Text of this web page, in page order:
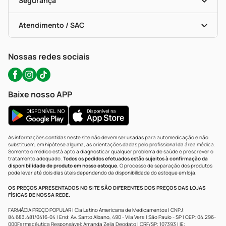
Troca E Devolução
Bulas De A A Z
Políticas De Marketplace
Testes Rápidos
Autoteste Covid-19
Certificado De Segurança
Portal Da Privacidade
Atendimento / SAC
WhatsApp (47) 9202-1687
Nossas redes sociais
Baixe nosso APP
As informações contidas neste site não devem ser usadas para automedicação e não
substituem, em hipótese alguma, as orientações dadas pelo profissional da área médica.
Somente o médico está apto a diagnosticar qualquer problema de saúde e prescrever o
tratamento adequado. Todos os pedidos efetuados estão sujeitos à confirmação da
disponibilidade de produto em nosso estoque.O processo de separação dos produtos
pode levar até dois dias úteis dependendo da disponibilidade do estoque em loja.
OS PREÇOS APRESENTADOS NO SITE SÃO DIFERENTES DOS PREÇOS DAS LOJAS
FÍSICAS DE NOSSA REDE.
FARMÁCIA PREÇO POPULAR | Cia Latino Americana de Medicamentos | CNPJ:
84.683.481/0416-04 | End: Av. Santo Albano, 490 - Vila Vera | São Paulo - SP | CEP: 04.296-
000Farmacêutica Responsável: Amanda Zelia Deodato | CRF/SP: 107393 | IE: